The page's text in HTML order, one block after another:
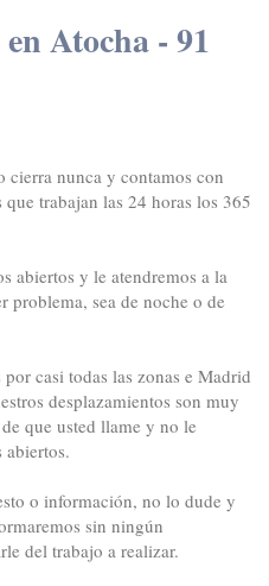
Atocha - 91
cierra nunca y contamos con
trabajan las 24 horas los 365
abiertos y le atendremos a la
problema, sea de noche o de
casi todas las zonas e Madrid
desplazamientos son muy
que usted llame y no le
abiertos.
o información, no lo dude y
sin ningún
del trabajo a realizar.